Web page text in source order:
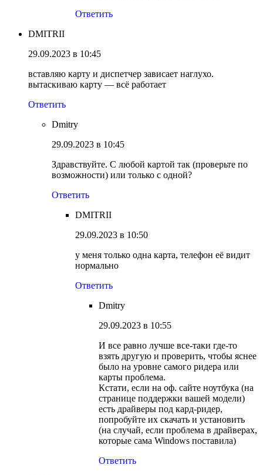
Ответить
DMITRII
29.09.2023 в 10:45
вставляю карту и диспетчер зависает наглухо.
вытаскиваю карту — всё работает
Ответить
Dmitry
29.09.2023 в 10:45
Здравствуйте. С любой картой так (проверьте по
возможности) или только с одной?
Ответить
DMITRII
29.09.2023 в 10:50
у меня только одна карта, телефон её видит
нормально
Ответить
Dmitry
29.09.2023 в 10:55
И все равно лучше все-таки где-то
взять другую и проверить, чтобы яснее
было на уровне самого ридера или
карты проблема.
Кстати, если на оф. сайте ноутбука (на
странице поддержки вашей модели)
есть драйверы под кард-ридер,
попробуйте их скачать и установить
(на случай, если проблема в драйверах,
которые сама Windows поставила)
Ответить